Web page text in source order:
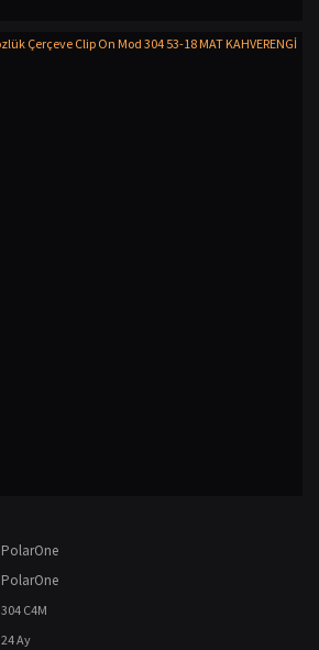
PolarOne
PolarOne
304 C4M
24 Ay